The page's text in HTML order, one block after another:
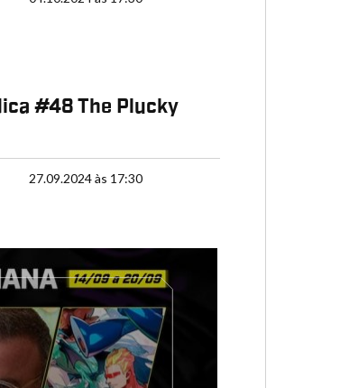
#48 The Plucky
27.09.2024 às 17:30